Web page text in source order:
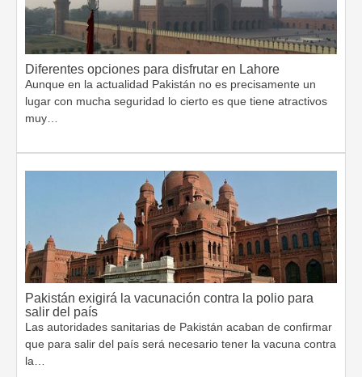
Diferentes opciones para disfrutar en Lahore
Aunque en la actualidad Pakistán no es precisamente un
lugar con mucha seguridad lo cierto es que tiene atractivos
muy…
Pakistán exigirá la vacunación contra la polio para
salir del país
Las autoridades sanitarias de Pakistán acaban de confirmar
que para salir del país será necesario tener la vacuna contra
la…